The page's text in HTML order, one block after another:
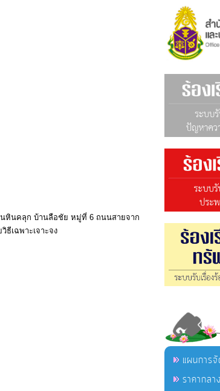
นหินคลุก บ้านลือชัย หมู่ที่ 6 ถนนสายจาก
เฉพาะเจาะจง
แผนการ
ราคากล